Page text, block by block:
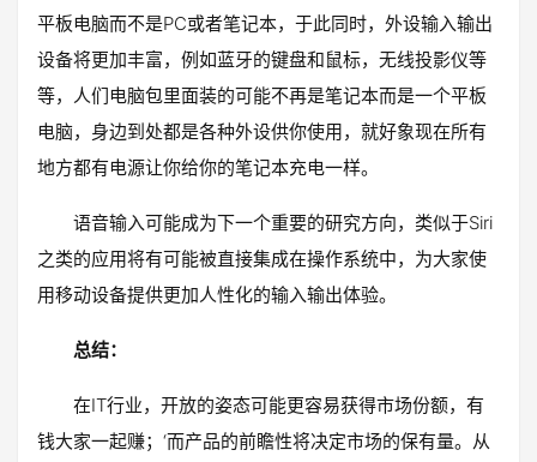
平板电脑而不是PC或者笔记本，于此同时，外设输入输出
设备将更加丰富，例如蓝牙的键盘和鼠标，无线投影仪等
等，人们电脑包里面装的可能不再是笔记本而是一个平板
电脑，身边到处都是各种外设供你使用，就好象现在所有
地方都有电源让你给你的笔记本充电一样。
语音输入可能成为下一个重要的研究方向，类似于Siri
之类的应用将有可能被直接集成在操作系统中，为大家使
用移动设备提供更加人性化的输入输出体验。
总结：
在IT行业，开放的姿态可能更容易获得市场份额，有
钱大家一起赚；‘而产品的前瞻性将决定市场的保有量。从